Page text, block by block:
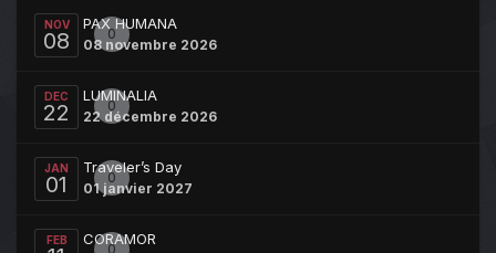
NOV
08 0
PAX HUMANA
08 novembre 2026
DEC
22 0
LUMINALIA
22 décembre 2026
JAN
01 0
Traveler’s Day
01 janvier 2027
FEB
0
CORAMOR